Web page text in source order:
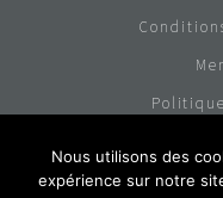
Nous utilisons des
expérience sur notre